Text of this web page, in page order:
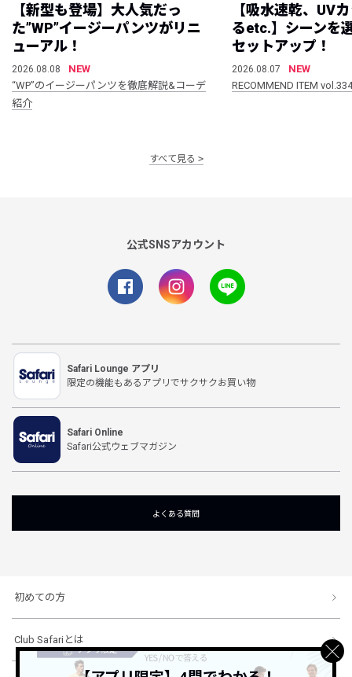
【新型も登場】大人気だっ
た”WP”イージーパンツがリニ
ューアル！
2026.08.08
NEW
“WP”のイージーパンツを徹底解説&コーデ
紹介
【吸水速乾、UV
るetc.】シーンを
セットアップ！
2026.08.07
NEW
RECOMMEND ITEM vol.334
すべて見る
公式SNSアカウント
Safari Lounge アプリ
限定の機能もあるアプリでサクサクお買い物
Safari Online
Safari公式ウェブマガジン
よくある質問
初めての方
Club Safariとは